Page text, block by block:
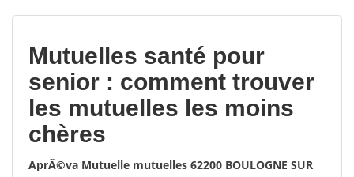
Mutuelles santé pour
senior : comment trouver
les mutuelles les moins
chères
AprÃ©va Mutuelle mutuelles 62200 BOULOGNE SUR